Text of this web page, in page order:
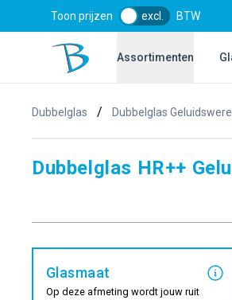
Toon prijzen excl. BTW
Bol Glascentrum B.V.Assortimenten
Dubbelglas / Dubbelglas
Dubbelglas HR++
Glasmaat
Op deze afmeting wordt jouw ruit